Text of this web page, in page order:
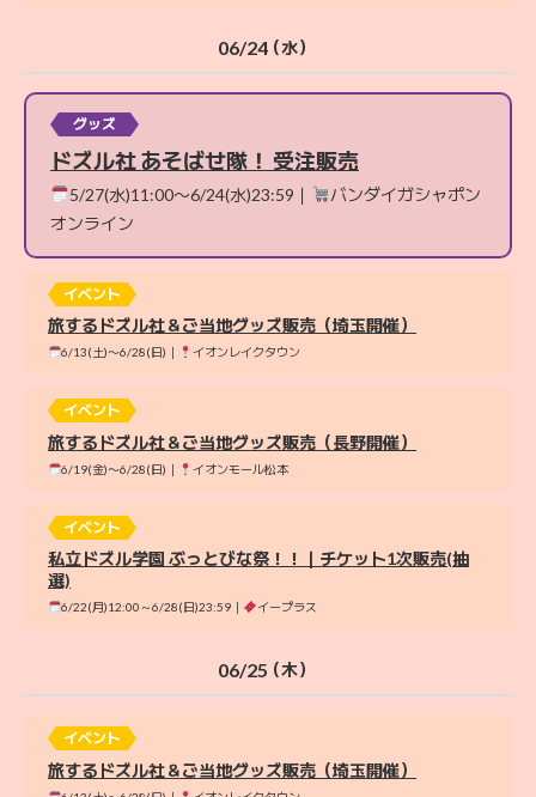
06/24（水）
グッズ
ドズル社 あそばせ隊！ 受注販売
5/27(水)11:00〜6/24(水)23:59｜
バンダイガシャポン
オンライン
イベント
旅するドズル社＆ご当地グッズ販売（埼玉開催）
6/13(土)〜6/28(日)｜ イオンレイクタウン
イベント
旅するドズル社＆ご当地グッズ販売（長野開催）
6/19(金)〜6/28(日)｜ イオンモール松本
イベント
私立ドズル学園 ぶっとびな祭！！｜チケット1次販売(抽
選)
6/22(月)12:00～6/28(日)23:59｜ イープラス
06/25（木）
イベント
旅するドズル社＆ご当地グッズ販売（埼玉開催）